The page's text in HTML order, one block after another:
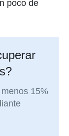
poco de
15%